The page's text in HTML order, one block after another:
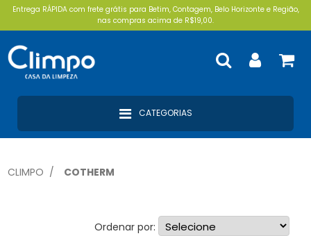
Entrega RÁPIDA com frete grátis para Betim, Contagem, Belo Horizonte e Região,
nas compras acima de R$19,00.
CATEGORIAS
CLIMPO COTHERM
Ordenar por: